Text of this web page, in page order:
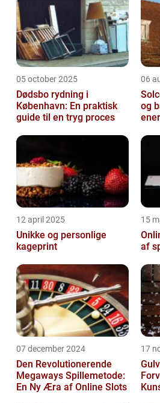
05 october 2025
Dødsbo rydning i
København: En praktisk
guide til en tryg proces
06
og
12 april 2025
Unikke og personlige
kageprint
15
af
07 december 2024
Den Revolutionerende
Megaways Spillemetode:
En Ny Æra af Online Slots
17